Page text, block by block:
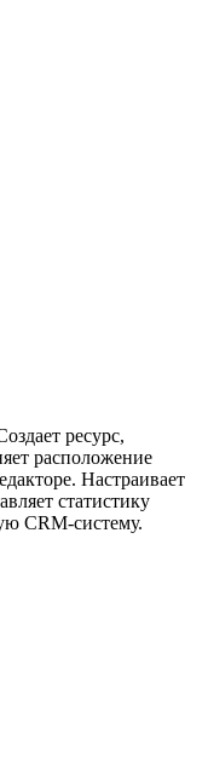
ресурс,
расположение
Настраивает
статистику
CRM-систему.